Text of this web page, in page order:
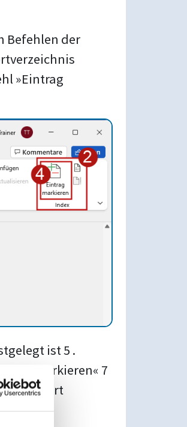
Befehlen der
»Eintrag
ist 5 .
markieren« 7
dem Wort